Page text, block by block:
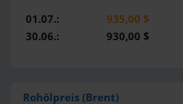
01.07.:
935,00 $
30.06.:
930,00 $
Rohölpreis (Brent)